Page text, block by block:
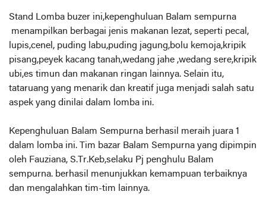
Stand Lomba buzer ini,kepenghuluan Balam sempurna
menampilkan berbagai jenis makanan lezat, seperti pecal,
lupis,cenel, puding labu,puding jagung,bolu kemoja,kripik
pisang,peyek kacang tanah,wedang jahe ,wedang sere,kripik
ubi,es timun dan makanan ringan lainnya. Selain itu,
tataruang yang menarik dan kreatif juga menjadi salah satu
aspek yang dinilai dalam lomba ini.
Kepenghuluan Balam Sempurna berhasil meraih juara 1
dalam lomba ini. Tim bazar Balam Sempurna yang dipimpin
oleh Fauziana, S.Tr.Keb,selaku Pj penghulu Balam
sempurna. berhasil menunjukkan kemampuan terbaiknya
dan mengalahkan tim-tim lainnya.